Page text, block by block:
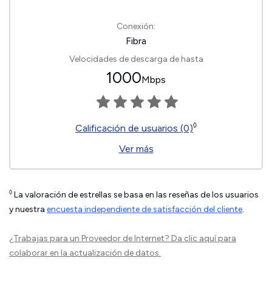
Conexión:
Fibra
Velocidades de descarga de hasta
1000Mbps
Calificación de usuarios (0)◊
Ver más
◊ La valoración de estrellas se basa en las reseñas de los usuarios
y nuestra encuesta independiente de satisfacción del cliente.
¿Trabajas para un Proveedor de Internet? Da clic aquípara
colaborar en la actualización de datos.